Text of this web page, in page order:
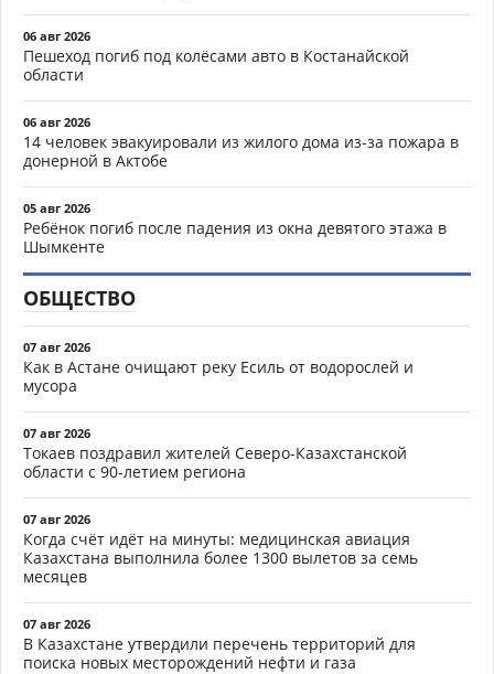
06 авг 2026
Пешеход погиб под колёсами авто в Костанайской
области
06 авг 2026
14 человек эвакуировали из жилого дома из-за пожара в
донерной в Актобе
05 авг 2026
Ребёнок погиб после падения из окна девятого этажа в
Шымкенте
ОБЩЕСТВО
07 авг 2026
Как в Астане очищают реку Есиль от водорослей и
мусора
07 авг 2026
Токаев поздравил жителей Северо-Казахстанской
области с 90-летием региона
07 авг 2026
Когда счёт идёт на минуты: медицинская авиация
Казахстана выполнила более 1300 вылетов за семь
месяцев
07 авг 2026
В Казахстане утвердили перечень территорий для
поиска новых месторождений нефти и газа